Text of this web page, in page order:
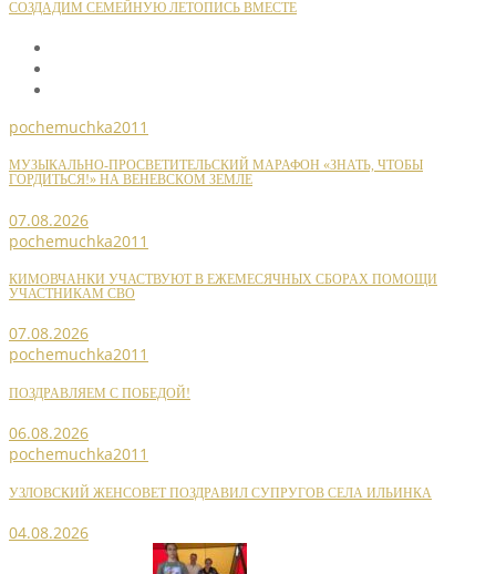
СОЗДАДИМ СЕМЕЙНУЮ ЛЕТОПИСЬ ВМЕСТЕ
pochemuchka2011
МУЗЫКАЛЬНО-ПРОСВЕТИТЕЛЬСКИЙ МАРАФОН «ЗНАТЬ, ЧТОБЫ
ГОРДИТЬСЯ!» НА ВЕНЕВСКОМ ЗЕМЛЕ
07.08.2026
pochemuchka2011
КИМОВЧАНКИ УЧАСТВУЮТ В ЕЖЕМЕСЯЧНЫХ СБОРАХ ПОМОЩИ
УЧАСТНИКАМ СВО
07.08.2026
pochemuchka2011
ПОЗДРАВЛЯЕМ С ПОБЕДОЙ!
06.08.2026
pochemuchka2011
УЗЛОВСКИЙ ЖЕНСОВЕТ ПОЗДРАВИЛ СУПРУГОВ СЕЛА ИЛЬИНКА
04.08.2026